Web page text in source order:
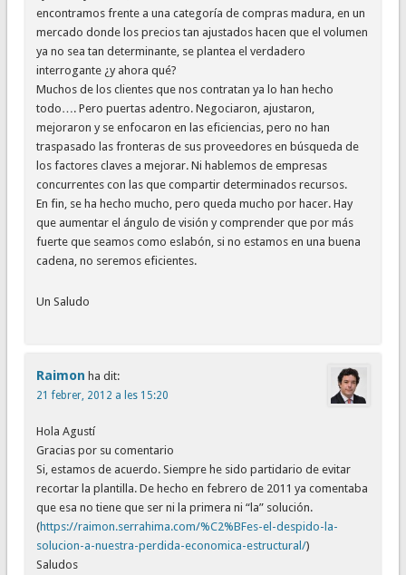
encontramos frente a una categoría de compras madura, en un
mercado donde los precios tan ajustados hacen que el volumen
ya no sea tan determinante, se plantea el verdadero
interrogante ¿y ahora qué?
Muchos de los clientes que nos contratan ya lo han hecho
todo…. Pero puertas adentro. Negociaron, ajustaron,
mejoraron y se enfocaron en las eficiencias, pero no han
traspasado las fronteras de sus proveedores en búsqueda de
los factores claves a mejorar. Ni hablemos de empresas
concurrentes con las que compartir determinados recursos.
En fin, se ha hecho mucho, pero queda mucho por hacer. Hay
que aumentar el ángulo de visión y comprender que por más
fuerte que seamos como eslabón, si no estamos en una buena
cadena, no seremos eficientes.
Un Saludo
Raimon ha dit:
21 febrer, 2012 a les 15:20
Hola Agustí
Gracias por su comentario
Si, estamos de acuerdo. Siempre he sido partidario de evitar
recortar la plantilla. De hecho en febrero de 2011 ya comentaba
que esa no tiene que ser ni la primera ni “la” solución.
(https://raimon.serrahima.com/%C2%BFes-el-despido-la-
solucion-a-nuestra-perdida-economica-estructural/)
Saludos